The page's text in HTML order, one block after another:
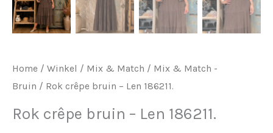
Home / Winkel / Mix & Match / Mix & Match -
Bruin / Rok crêpe bruin – Len 186211.
Rok crêpe bruin – Len 186211.